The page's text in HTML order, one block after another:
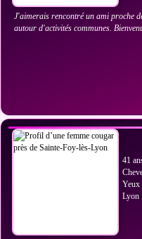
J'aimerais rencontré un ami proche
autour d'activités communes.
41
Yeux
Lyon